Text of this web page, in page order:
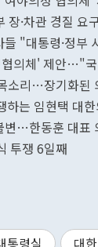
장·차관 경질
"대통령·정부
의체' 제안…"
소리…장기화된
투쟁하는 임현택
변…한동훈 대표
투쟁 6일째
통령실 대